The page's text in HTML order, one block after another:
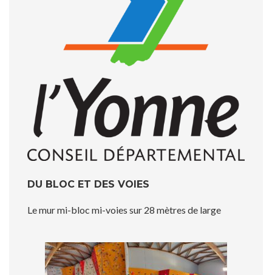
DU BLOC ET DES VOIES
Le mur mi-bloc mi-voies sur 28 mètres de large